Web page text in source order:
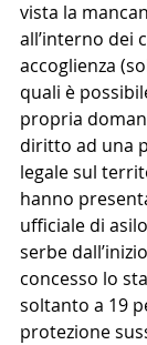
vista la
all’interno dei
accoglienza
quali è
propria
diritto ad una
legale sul
hanno
ufficiale di
serbe
concesso lo
soltanto a 19
protezione